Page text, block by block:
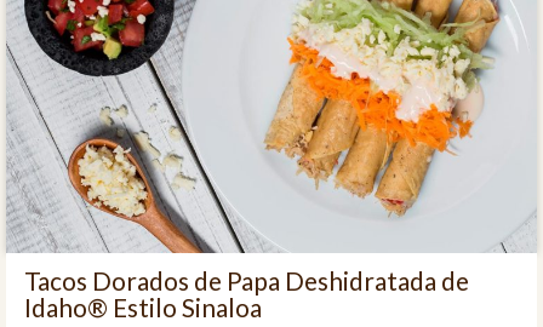
Tacos Dorados de Papa Deshidratada de
Idaho® Estilo Sinaloa